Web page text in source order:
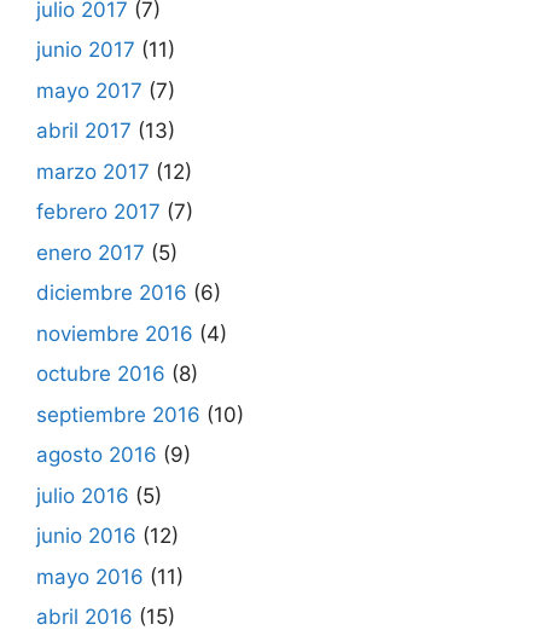
julio 2017 (7)
junio 2017 (11)
mayo 2017 (7)
abril 2017 (13)
marzo 2017 (12)
febrero 2017 (7)
enero 2017 (5)
diciembre 2016 (6)
noviembre 2016 (4)
octubre 2016 (8)
septiembre 2016 (10)
agosto 2016 (9)
julio 2016 (5)
junio 2016 (12)
mayo 2016 (11)
abril 2016 (15)